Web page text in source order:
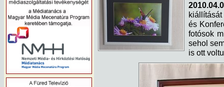
és
fotósok
sehol
is ott